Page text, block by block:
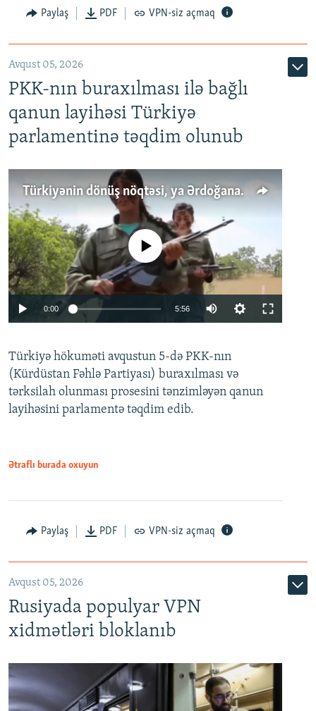
Paylaş PDF VPN-siz açmaq
Avqust 05, 2026
PKK-nın buraxılması ilə bağlı
qanun layihəsi Türkiyə
parlamentinə təqdim olunub
Türkiyənin dönüş nöqtəsi, ya Ərdoğana üçüncü şans: PKK ilə qəfil barışıq nə deməkdir?
Auto 240p 360p 480p
720p 1080p
No media source currently available
0:00 5:56
360p
480p
Türkiyə hökuməti avqustun 5-də PKK-nın
(Kürdüstan Fəhlə Partiyası) buraxılması və
tərksilah olunması prosesini tənzimləyən qanun
layihəsini parlamentə təqdim edib.
Ətraflı burada oxuyun
Paylaş PDF VPN-siz açmaq
Avqust 05, 2026
Rusiyada populyar VPN
xidmətləri bloklanıb